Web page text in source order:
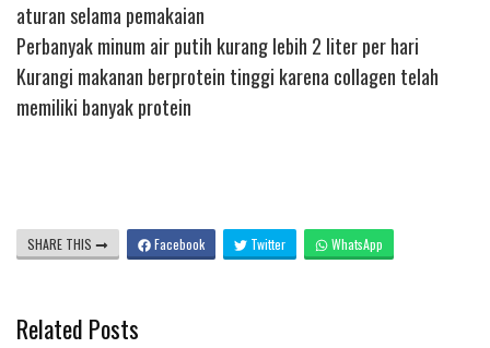
aturan selama pemakaian
Perbanyak minum air putih kurang lebih 2 liter per hari
Kurangi makanan berprotein tinggi karena collagen telah
memiliki banyak protein
SHARE THIS Facebook Twitter WhatsApp
Related Posts